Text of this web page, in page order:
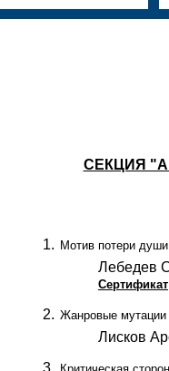
СЕКЦИЯ
Мотив потери
Лебедев
Сертификат
Жанровые мутации
Лисков